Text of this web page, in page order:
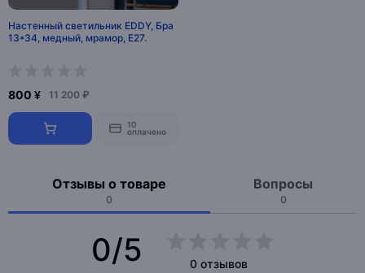
Настенный светильник EDDY, Бра
13*34, медный, мрамор, Е27.
800 ¥ 11 200 ₽
10
оплачено
Отзывы о товаре
0
Вопросы
0
0/5
0 отзывов